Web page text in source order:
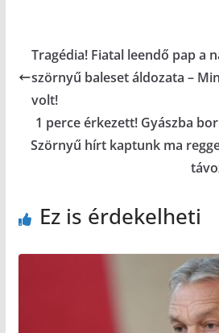
Tragédia! Fiatal leendő pap a
szörnyű baleset áldozata –
volt!
1 perce érkezett! Gyászba
Szörnyű hírt kaptunk ma
Ez is érdekelheti